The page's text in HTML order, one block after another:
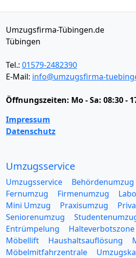
Umzugsfirma-Tübingen.de
Tübingen
Tel.: 01579-2482390
E-Mail: info@umzugsfirma-
Öffnungszeiten: Mo - Sa: 08:30 -
Impressum
Datenschutz
Umzugsservice
Umzugsservice Behördenumzug
Fernumzug
Firmenumzug
Mini Umzug
Praxisumzug
Seniorenumzug
Entrümpelung
Halteverbotszone
Möbellift
Haushaltsauflösung
Möbelmitfahrzentrale